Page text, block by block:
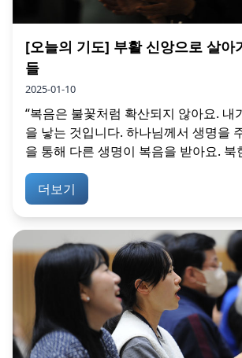
[오늘의 기도] 부활 신앙으로 살아
들
2025-01-10
“복음은 불꽃처럼 확산되지 않아요. 내
을 낳는 것입니다. 하나님께서 생명을
을 통해 다른 생명이 복음을 받아요. 북
더보기